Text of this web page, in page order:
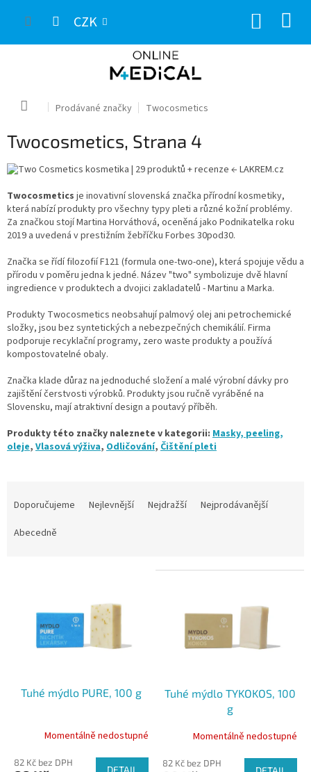
CZK
Domů Prodávané značky Twocosmetics
Twocosmetics, Strana 4
Twocosmetics je inovativní slovenská značka přírodní kosmetiky,
která nabízí produkty pro všechny typy pleti a různé kožní problémy.
Za značkou stojí Martina Horváthová, oceněná jako Podnikatelka roku
2019 a uvedená v prestižním žebříčku Forbes 30pod30.
Značka se řídí filozofií F121 (formula one-two-one), která spojuje vědu a
přírodu v poměru jedna k jedné. Název "two" symbolizuje dvě hlavní
ingredience v produktech a dvojici zakladatelů - Martinu a Marka.
Produkty Twocosmetics neobsahují palmový olej ani petrochemické
složky, jsou bez syntetických a nebezpečných chemikálií. Firma
podporuje recyklační programy, zero waste produkty a používá
kompostovatelné obaly.
Značka klade důraz na jednoduché složení a malé výrobní dávky pro
zajištění čerstvosti výrobků. Produkty jsou ručně vyráběné na
Slovensku, mají atraktivní design a poutavý příběh.
Produkty této značky naleznete v kategorii: Masky, peeling,
oleje, Vlasová výživa, Odličování, Čištění pleti
Doporučujeme Nejlevnější Nejdražší
Nejprodávanější
Abecedně
Tuhé mýdlo PURE, 100 g
Momentálně nedostupné
82 Kč bez DPH
DETAIL
Tuhé mýdlo TYKOKOS, 100
g
Momentálně nedostupné
82 Kč bez DPH